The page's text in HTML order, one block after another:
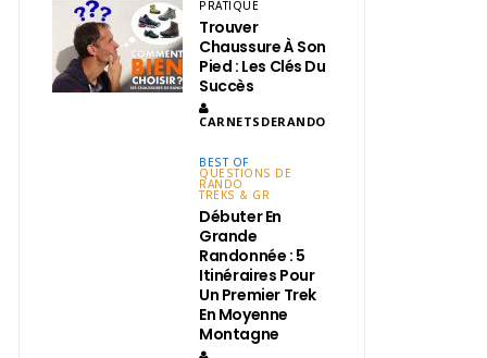
PRATIQUE
Trouver
Chaussure À Son
Pied : Les Clés Du
Succès
CARNETSDERANDO
BEST OF
QUESTIONS DE
RANDO
TREKS & GR
Débuter En
Grande
Randonnée : 5
Itinéraires Pour
Un Premier Trek
En Moyenne
Montagne